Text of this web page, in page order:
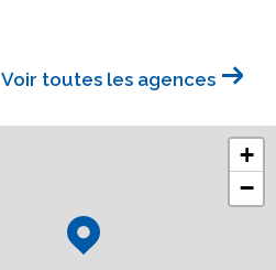
Voir toutes les agences
+
−